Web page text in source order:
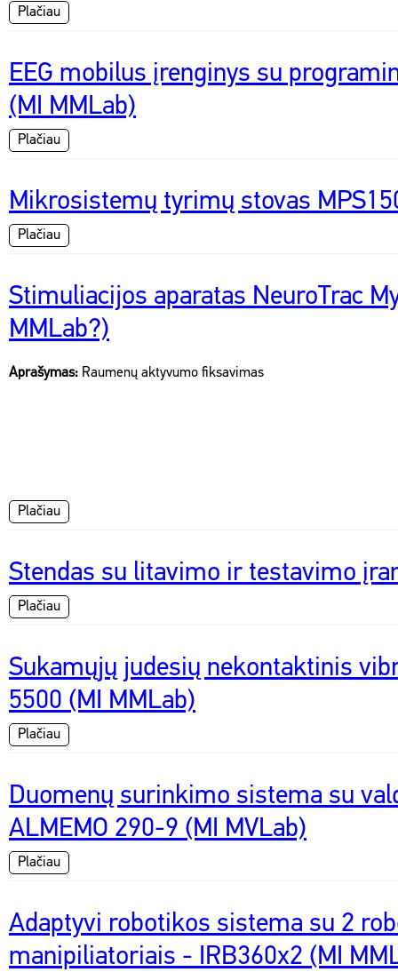
Plačiau
EEG mobilus įrenginys su
(MI MMLab)
Plačiau
Mikrosistemų tyrimų stovas
Plačiau
Stimuliacijos aparatas NeuroTrac
MMLab?)
Aprašymas: Raumenų aktyvumo fiksavimas
Plačiau
Stendas su litavimo ir testavimo
Plačiau
Sukamųjų judesių nekontaktinis
5500 (MI MMLab)
Plačiau
Duomenų surinkimo sistema su
ALMEMO 290-9 (MI MVLab)
Plačiau
Adaptyvi robotikos sistema su 2
manipiliatoriais - IRB360x2 (MI